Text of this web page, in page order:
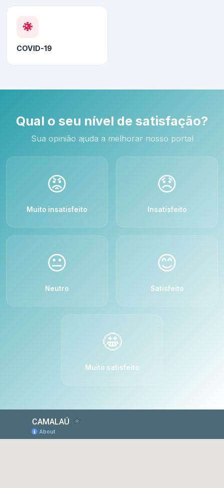
COVID-19
Qual o seu nível de satisfação?
Sua opinião ajuda a melhorar nosso portal
😡
Muito insatisfeito
😞
Insatisfeito
😐
Neutro
😊
Satisfeito
🤩
Muito satisfeito